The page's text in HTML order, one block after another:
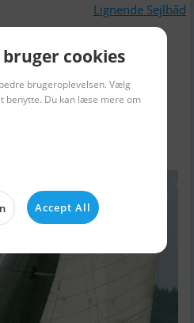
Lignende Sejlbåd
cookies
brugeroplevelsen. Vælg
benytte. Du kan læse mere om
Accept All